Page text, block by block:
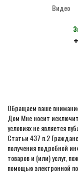
Видео
Обращаем ваше
Дом Мне носит
условиях не является
Статьи 437 п.2
получения подробной
товаров и (или) услуг,
помощью электронной